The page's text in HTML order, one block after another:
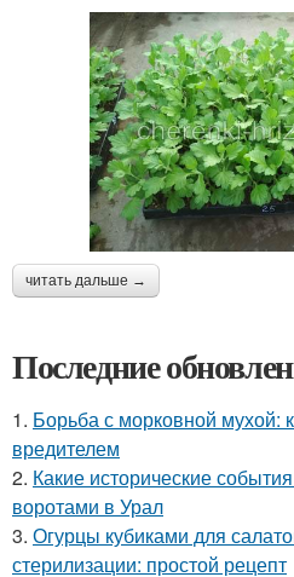
читать дальше →
Последние
1. Борьба с морковной мухой:
вредителем
2. Какие исторические
воротами в Урал
3. Огурцы кубиками для
стерилизации: простой рецепт